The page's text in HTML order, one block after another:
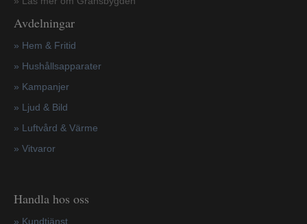
Avdelningar
» Hem & Fritid
» Hushållsapparater
» Kampanjer
» Ljud & Bild
» Luftvård & Värme
» Vitvaror
Handla hos oss
» Kundtjänst